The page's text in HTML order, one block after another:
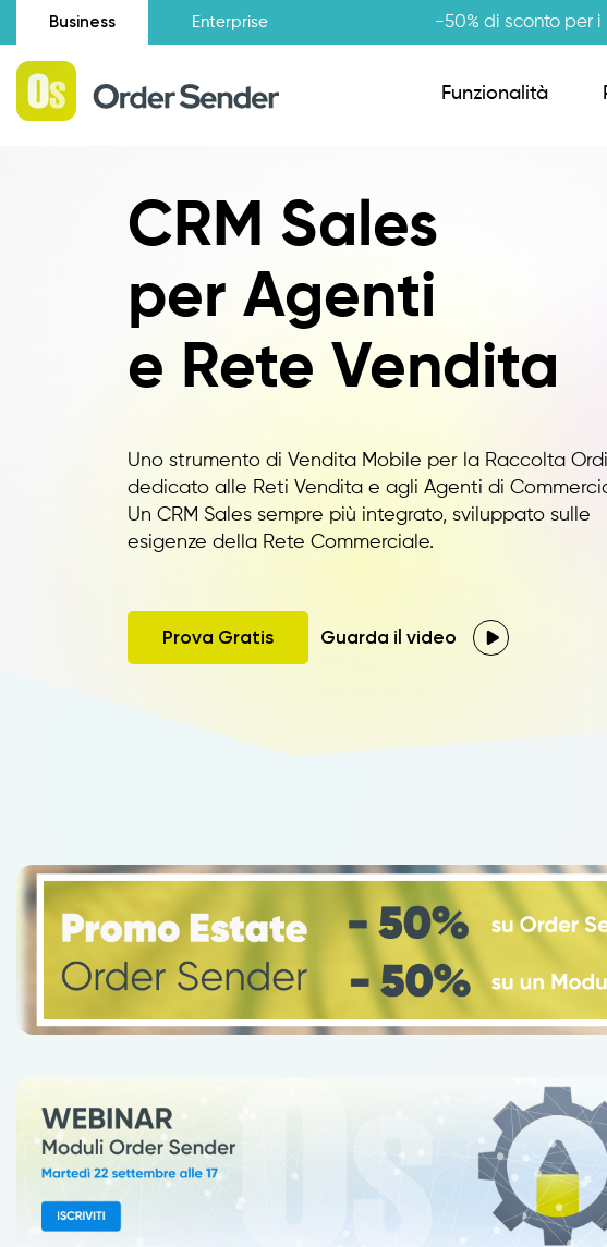
Business Enterprise -50% di sconto per i
Funzionalità
Raccolta Ordini Agenti
Catalogo Agenti
CRM Sales
per Agenti
e Rete Vendita
Uno strumento di Vendita Mobile per la Raccolta
dedicato alle Reti Vendita e agli Agenti di
Un CRM Sales sempre più integrato, sviluppato sulle
esigenze della Rete Commerciale.
Prova Gratis Guarda il video